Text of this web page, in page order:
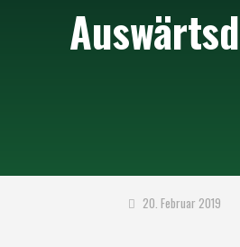
20. Februar 2019